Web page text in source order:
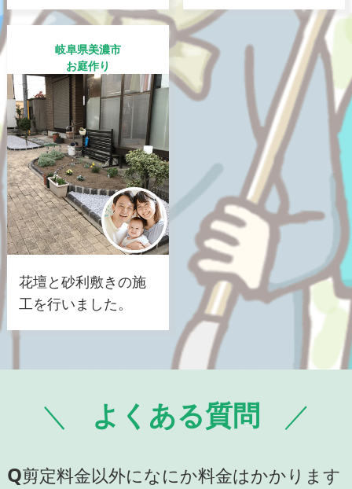
岐阜県美濃市
お庭作り
花壇と砂利敷きの施
工を行いました。
よくある質問
Q剪定料金以外になにか料金はかかります